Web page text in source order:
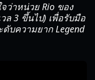
ว่าหน่วย Rio ของ
3 ขึ้นไป) เพื่อรับมือ
บความยาก Legend